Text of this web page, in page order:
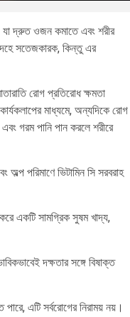
যা দ্রুত ওজন কমাতে এবং শরীর
সতেজকারক, কিন্তু এর
রোগ প্রতিরোধ ক্ষমতা
মাধ্যমে, অন্যদিকে রোগ
গরম পানি পান করলে শরীরে
পরিমাণে ভিটামিন সি সরবরাহ
একটি সামগ্রিক সুষম খাদ্য,
দক্ষতার সঙ্গে বিষাক্ত
এটি সর্বরোগের নিরাময় নয়।